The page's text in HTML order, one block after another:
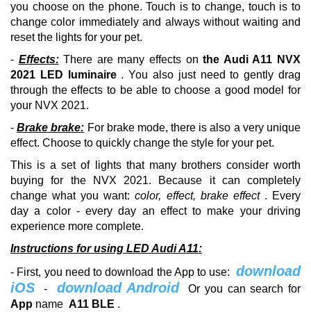
you choose on the phone.Touch is to change, touch is to
change color immediately and always without waiting and
reset the lights for your pet.
- Effects:There are many effects onthe Audi A11 NVX
2021 LED luminaire.You also just need to gently drag
through the effects to be able to choose a good model for
your NVX 2021.
-Brake brake: For brake mode, there is also a very unique
effect. Choose to quickly change the style for your pet.
This is a set of lights that many brothers consider worth
buying for the NVX 2021. Because it can completely
change what you want:color, effect, brake effect. Every
day a color - every day an effect to make your driving
experience more complete.
Instructions for using LED Audi A11:
- First, you need to download the App to use: download
iOS - download Android Or you can search for
App name A11 BLE .